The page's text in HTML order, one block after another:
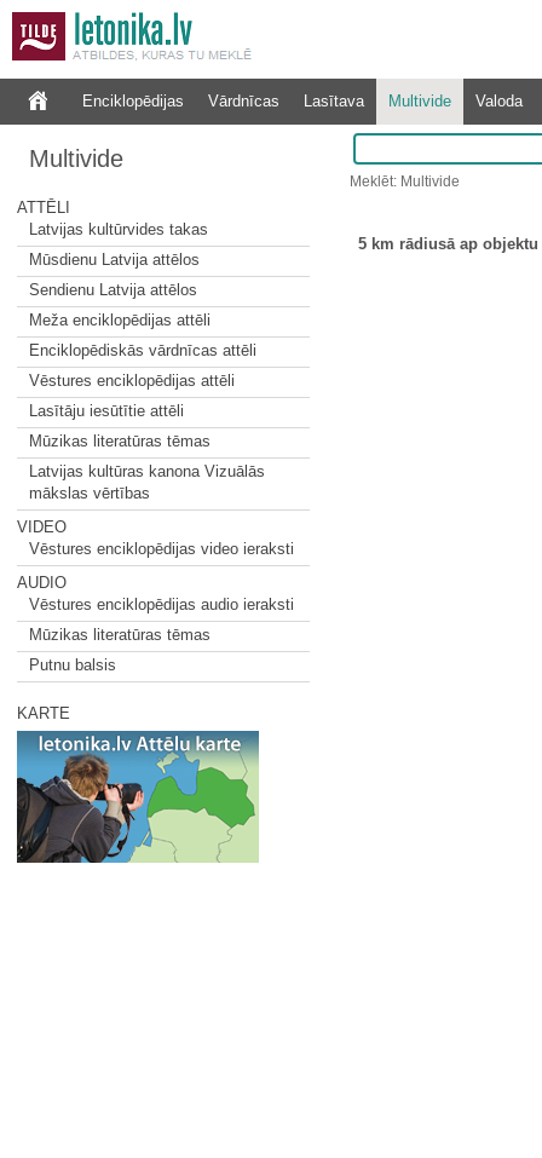
Enciklopēdijas Vārdnīcas Lasītava Multivide Valoda
Multivide
ATTĒLI
Latvijas kultūrvides takas
Mūsdienu Latvija attēlos
Sendienu Latvija attēlos
Meža enciklopēdijas attēli
Enciklopēdiskās vārdnīcas attēli
Vēstures enciklopēdijas attēli
Lasītāju iesūtītie attēli
Mūzikas literatūras tēmas
Latvijas kultūras kanona Vizuālās
mākslas vērtības
VIDEO
Vēstures enciklopēdijas video ieraksti
AUDIO
Vēstures enciklopēdijas audio ieraksti
Mūzikas literatūras tēmas
Putnu balsis
KARTE
Meklēt: Multivide
5 km rādiusā ap